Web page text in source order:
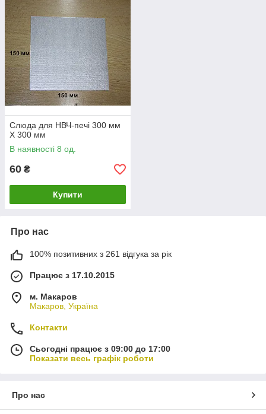
Слюда для НВЧ-печі 300 мм
Х 300 мм
В наявності 8 од.
60 ₴
Купити
Про нас
100% позитивних з 261 відгука за рік
Працює з 17.10.2015
м. Макаров
Макаров, Україна
Контакти
Сьогодні працює з 09:00 до 17:00
Показати весь графік роботи
Про нас